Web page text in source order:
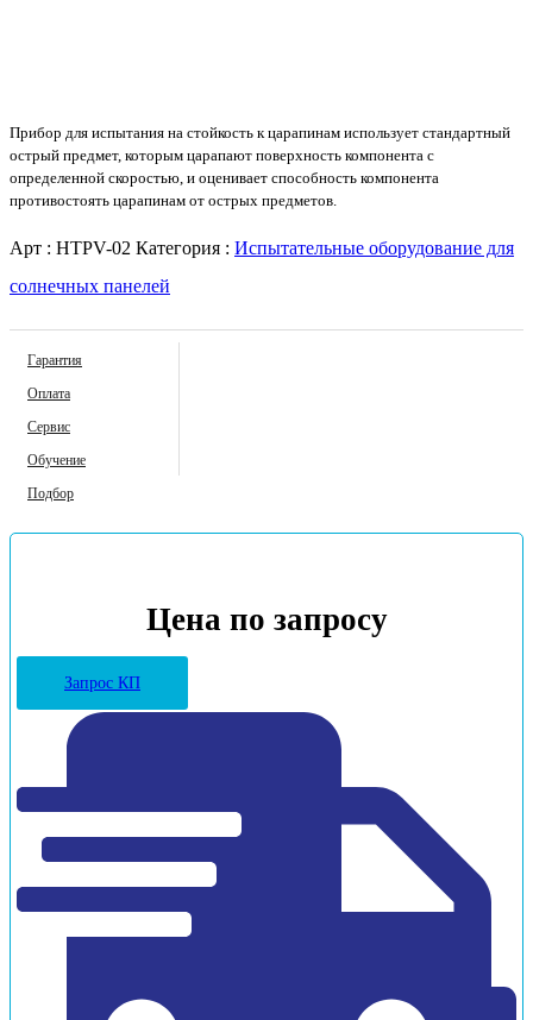
Прибор для испытания на стойкость кцарапинам использует стандартный
острый предмет, которым царапают поверхность компонента с
определенной скоростью, и оценивает способность компонента
противостоять царапинам от острых предметов.
Арт : HTPV-02 Категория : Испытательные оборудование для
солнечных панелей
Гарантия
Оплата
Сервис
Обучение
Подбор
Цена по запросу
Запрос КП